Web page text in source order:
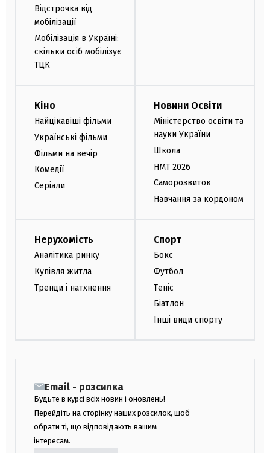
Відстрочка від
мобілізації
Мобілізація в Україні:
скільки осіб мобілізує
ТЦК
Кіно
Найцікавіші фільми
Українські фільми
Фільми на вечір
Комедії
Серіали
Новини Освіти
Міністерство освіти та
науки України
Школа
НМТ 2026
Саморозвиток
Навчання за кордоном
Нерухомість
Аналітика ринку
Купівля житла
Тренди і натхнення
Спорт
Бокс
Футбол
Теніс
Біатлон
Інші види спорту
Email - розсилка
Будьте в курсі всіх новин і оновлень!
Перейдіть на сторінку наших розсилок, щоб
обрати ті, що відповідають вашим
інтересам.